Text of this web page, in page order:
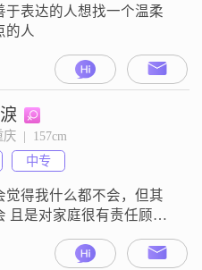
做什么工作的，要告诉
实话，我才喜欢这样
于表达的人想找一个温柔
的人
|  157cm
中专
觉得我什么都不会，但其
且是对家庭很有责任顾家